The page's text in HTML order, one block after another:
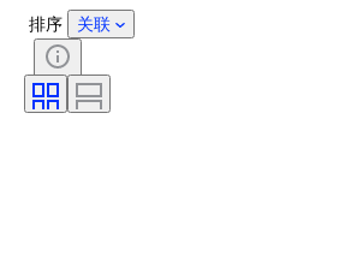
颜色
时代
带配件
排序 关联